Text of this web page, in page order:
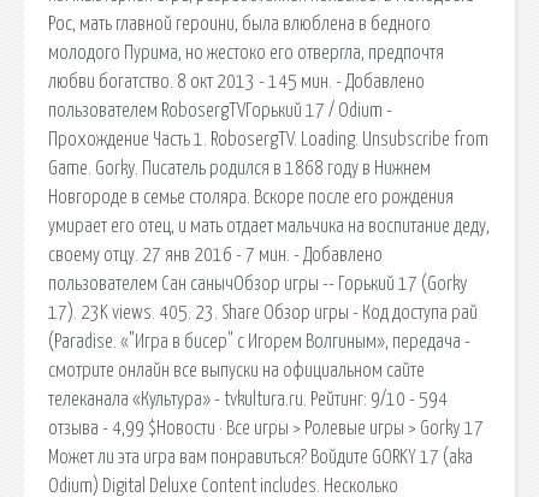
Рос, мать главной героини, была влюблена в бедного
молодого Пурима, но жестоко его отвергла, предпочтя
любви богатство. 8 окт 2013 - 145 мин. - Добавлено
пользователем RobosergTVГорький 17 / Odium -
Прохождение Часть 1. RobosergTV. Loading. Unsubscribe from
Game. Gorky. Писатель родился в 1868 году в Нижнем
Новгороде в семье столяра. Вскоре после его рождения
умирает его отец, и мать отдает мальчика на воспитание деду,
своему отцу. 27 янв 2016 - 7 мин. - Добавлено
пользователем Сан санычОбзор игры -- Горький 17 (Gorky
17). 23K views. 405. 23. Share Обзор игры - Код доступа рай
(Paradise. «"Игра в бисер" с Игорем Волгиным», передача -
смотрите онлайн все выпуски на официальном сайте
телеканала «Культура» - tvkultura.ru. Рейтинг: 9/10 - 594
отзыва - 4,99 $Новости · Все игры > Ролевые игры > Gorky 17
Может ли эта игра вам понравиться? Войдите GORKY 17 (aka
Odium) Digital Deluxe Content includes. Несколько